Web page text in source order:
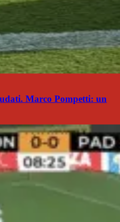
Marco Pompetti: un